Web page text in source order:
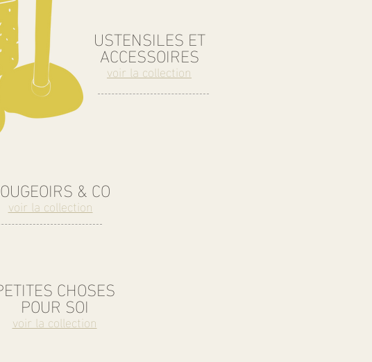
CHOSES
POUR SOI
voir la collection
USTENSILES ET
ACCESSOIRES
voir la collection
& CO
voir la collection